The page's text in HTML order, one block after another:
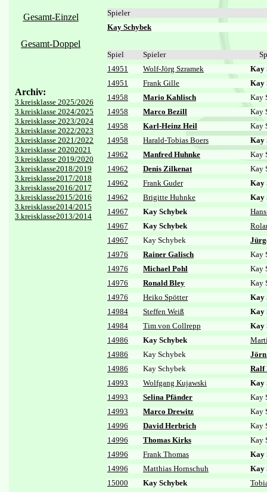
Gesamt-Einzel
Gesamt-Doppel
Archiv:
3.kreisklasse 2025/2026
3.kreisklasse 2024/2025
3.kreisklasse 2023/2024
3.kreisklasse 2022/2023
3.kreisklasse 2021/2022
3.kreisklasse 20202021
3.kreisklasse 2019/2020
3.kreisklasse2018/2019
3.kreisklasse2017/2018
3.kreisklasse2016/2017
3.kreisklasse2015/2016
3.kreisklasse2014/2015
3.kreisklasse2013/2014
Spieler
Kay Schybek
Spiel Spieler
14951
Wolf-Jörg Szramek
Kay
14951
Frank Gille
Kay
14958
Mario Kahlisch
Kay
14958
Marco Bezill
Kay
14958
Karl-Heinz Heil
Kay
14958
Harald-Tobias Boers
Kay
14962
Manfred Huhnke
Kay
14962
Denis Zilkenat
Kay
14962
Frank Guder
Kay
14962
Brigitte Huhnke
Kay
14967
Kay Schybek
14967
Kay Schybek
14967
Kay Schybek
14976
Rainer Galisch
Kay
14976
Michael Pohl
Kay
14976
Ronald Bley
Kay
14976
Heiko Spötter
Kay
14984
Steffen Weiß
Kay
14984
Tim von Collrepp
Kay
14986
Kay Schybek
14986
Kay Schybek
Jörn
14986
Kay Schybek
Ralf
14993
Wolfgang Kujawski
Kay
14993
Selina Pfänder
Kay
14993
Marco Drewitz
Kay
14996
David Herbrich
Kay
14996
Thomas Kirks
Kay
14996
Frank Thomas
Kay
14996
Matthias Hornschuh
Kay
15000
Kay Schybek